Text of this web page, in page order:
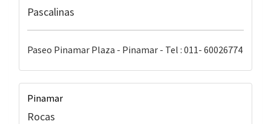
Pascalinas
Paseo Pinamar Plaza - Pinamar - Tel : 011- 60026774
Pinamar
Rocas